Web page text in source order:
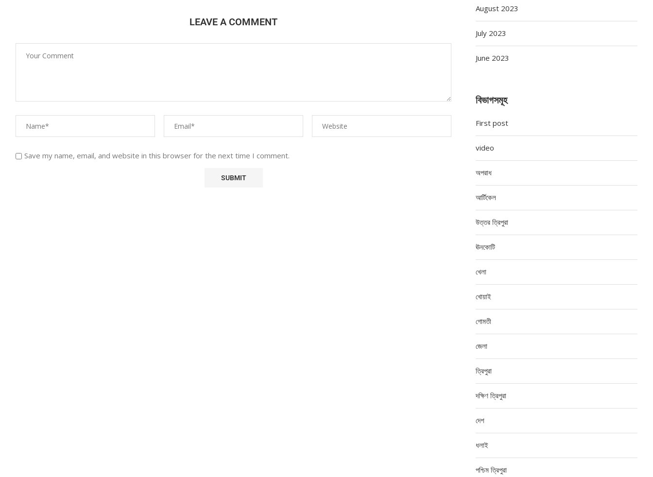
LEAVE A COMMENT
Save my name, email, and website in this browser for the next time I comment.
August 2023
July 2023
June 2023
বিভাগসমূহ
First post
video
অপরাধ
আর্টিকেল
উত্তর ত্রিপুরা
ঊনকোটি
খেলা
খোয়াই
গোমতী
জেলা
ত্রিপুরা
দক্ষিণ ত্রিপুরা
দেশ
ধলাই
পশ্চিম ত্রিপুরা